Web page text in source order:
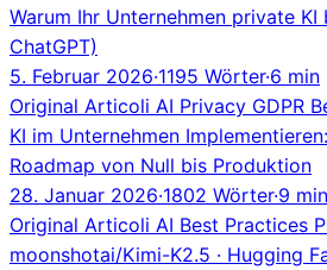
Warum Ihr Unternehmen private
ChatGPT)
5. Februar 2026·1195 Wörter·6 min
Original Articoli AI Privacy GDPR
KI im Unternehmen
Roadmap von Null bis Produktion
28. Januar 2026·1802 Wörter·9 min
Original Articoli AI Best Practices
moonshotai/Kimi-K2.5 · Hugging